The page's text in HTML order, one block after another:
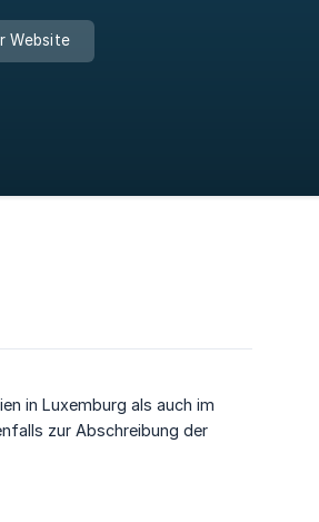
Website
in Luxemburg als auch im
zur Abschreibung der